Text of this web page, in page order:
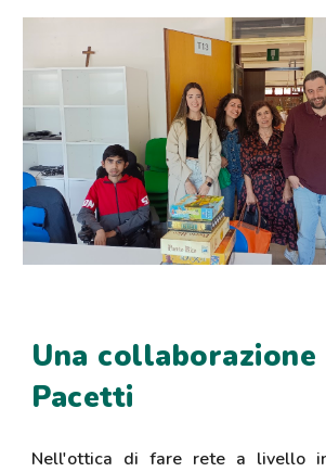
Una collaborazione
Pacetti
Nell'ottica di fare rete a livello